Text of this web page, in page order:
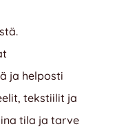
ja helposti
tekstiilit ja
tila ja tarve